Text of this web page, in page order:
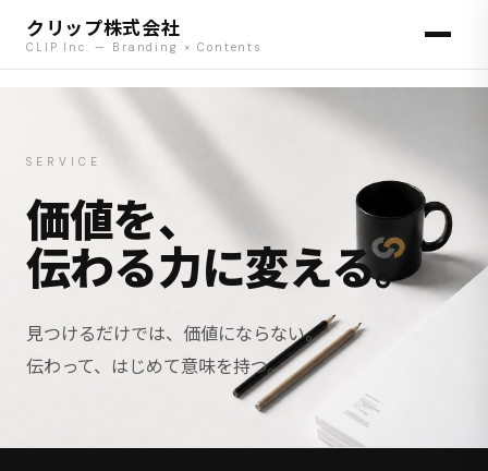
クリップ株式会社
CLIP Inc. — Branding × Contents
SERVICE
価値を、
伝わる力に変える。
見つけるだけでは、価値にならない。
伝わって、はじめて意味を持つ。